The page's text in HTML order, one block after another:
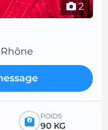
2
POIDS
90 KG